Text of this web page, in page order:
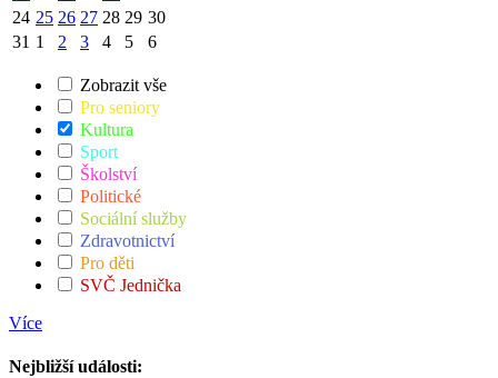
24 25 26 27 28 29 30
31 1 2 3 4 5 6
Zobrazit vše
Pro seniory
Kultura
Sport
Školství
Politické
Sociální služby
Zdravotnictví
Pro děti
SVČ Jednička
Více
Nejbližší události: